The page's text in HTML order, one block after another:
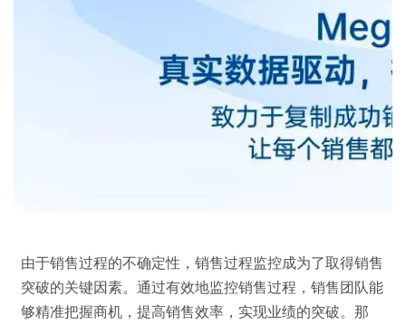
销售管理
由于销售过程的不确定性，销售过程监控成为了取得销售
突破的关键因素。通过有效地监控销售过程，销售团队能
够精准把握商机，提高销售效率，实现业绩的突破。那